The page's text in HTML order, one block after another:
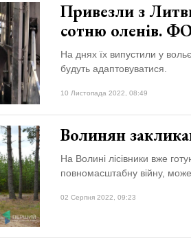
Привезли з
сотню оленів.
На днях їх випустили у
будуть адаптовуватися.
10 Листопада 2022, 08:49
Волинян
На Волині лісівники вже
повномасштабну війну,
02 Серпня 2022, 09:23